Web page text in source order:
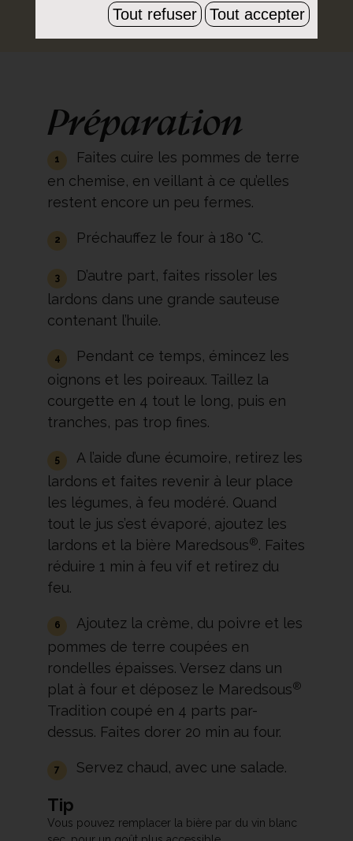
Préparation
Faites cuire les pommes de terre
en chemise, en veillant à ce qu’elles
restent encore un peu fermes.
Préchauffez le four à 180 °C.
D’autre part, faites rissoler les
lardons dans une grande sauteuse
contenant l’huile.
Pendant ce temps, émincez les
oignons et les poireaux. Taillez la
courgette en 4 tout le long, puis en
tranches, pas trop fines.
A l’aide d’une écumoire, retirez les
lardons et faites revenir à leur place
les légumes, à feu modéré. Quand
tout le jus s’est évaporé, ajoutez les
lardons et la bière Maredsous®. Faites
réduire 1 min à feu vif et retirez du
feu.
Ajoutez la crème, du poivre et les
pommes de terre coupées en
rondelles épaisses. Versez dans un
plat à four et déposez le Maredsous®
Tradition coupé en 4 parts par-
dessus. Faites dorer 20 min au four.
Servez chaud, avec une salade.
Tip
Vous pouvez remplacer la bière par du vin blanc
Tout refuser Tout accepter